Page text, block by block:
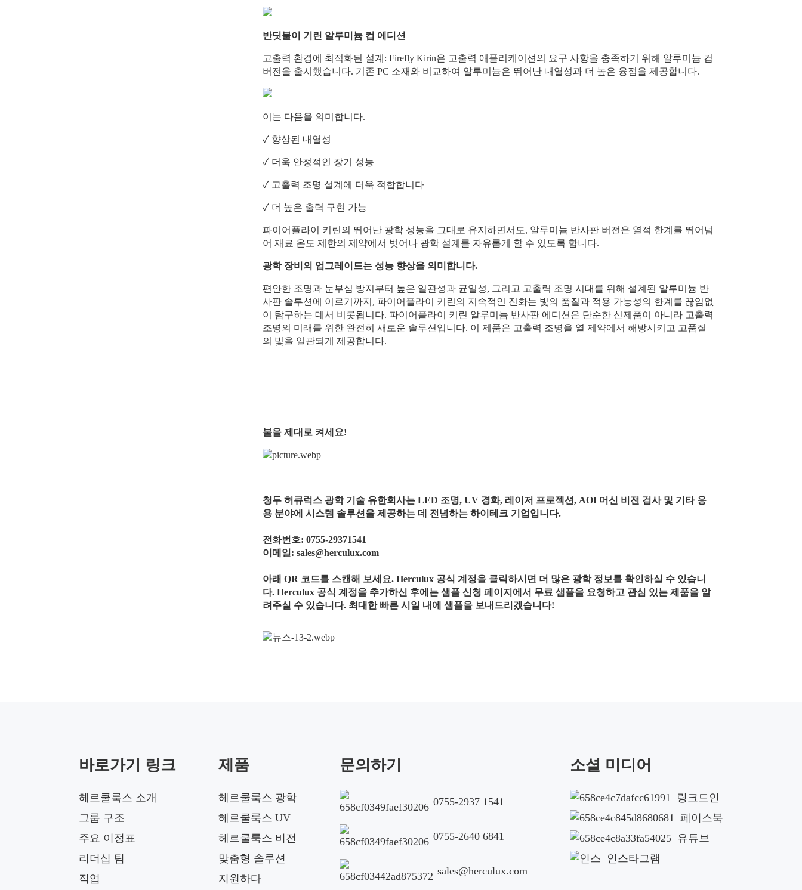
반딧불이 기린 알루미늄 컵 에디션
고출력 환경에 최적화된 설계: Firefly Kirin은 고출력 애플리케이션의 요구 사항을 충족하기 위해 알루미늄 컵
버전을 출시했습니다. 기존 PC 소재와 비교하여 알루미늄은 뛰어난 내열성과 더 높은 융점을 제공합니다.
이는 다음을 의미합니다.
✓ 향상된 내열성
✓ 더욱 안정적인 장기 성능
✓ 고출력 조명 설계에 더욱 적합합니다
✓ 더 높은 출력 구현 가능
파이어플라이 키린의 뛰어난 광학 성능을 그대로 유지하면서도, 알루미늄 반사판 버전은 열적 한계를 뛰어넘
어 재료 온도 제한의 제약에서 벗어나 광학 설계를 자유롭게 할 수 있도록 합니다.
광학 장비의 업그레이드는 성능 향상을 의미합니다.
편안한 조명과 눈부심 방지부터 높은 일관성과 균일성, 그리고 고출력 조명 시대를 위해 설계된 알루미늄 반
사판 솔루션에 이르기까지, 파이어플라이 키린의 지속적인 진화는 빛의 품질과 적용 가능성의 한계를 끊임없
이 탐구하는 데서 비롯됩니다. 파이어플라이 키린 알루미늄 반사판 에디션은 단순한 신제품이 아니라 고출력
조명의 미래를 위한 완전히 새로운 솔루션입니다. 이 제품은 고출력 조명을 열 제약에서 해방시키고 고품질
의 빛을 일관되게 제공합니다.
불을 제대로 켜세요!
청두 허큐럭스 광학 기술 유한회사는 LED 조명, UV 경화, 레이저 프로젝션, AOI 머신 비전 검사 및 기타 응
용 분야에 시스템 솔루션을 제공하는 데 전념하는 하이테크 기업입니다.
전화번호: 0755-29371541
이메일: sales@herculux.com
아래 QR 코드를 스캔해 보세요. Herculux 공식 계정을 클릭하시면 더 많은 광학 정보를 확인하실 수 있습니
다. Herculux 공식 계정을 추가하신 후에는 샘플 신청 페이지에서 무료 샘플을 요청하고 관심 있는 제품을 알
려주실 수 있습니다. 최대한 빠른 시일 내에 샘플을 보내드리겠습니다!
바로가기 링크
헤르쿨룩스 소개
그룹 구조
주요 이정표
리더십 팀
직업
제품
헤르쿨룩스 광학
헤르쿨룩스 UV
헤르쿨룩스 비전
맞춤형 솔루션
지원하다
문의하기
0755-2937 1541
0755-2640 6841
sales@herculux.com
소셜 미디어
링크드인
페이스북
유튜브
인스타그램